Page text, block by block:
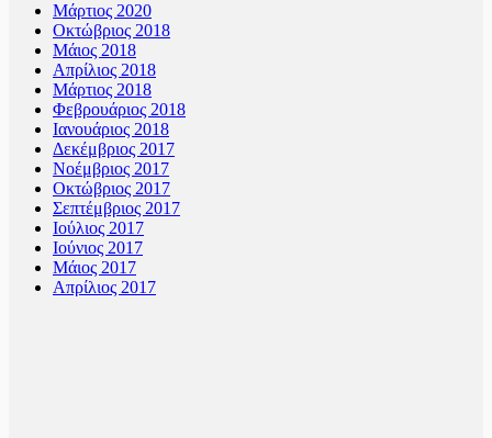
Μάρτιος 2020
Οκτώβριος 2018
Μάιος 2018
Απρίλιος 2018
Μάρτιος 2018
Φεβρουάριος 2018
Ιανουάριος 2018
Δεκέμβριος 2017
Νοέμβριος 2017
Οκτώβριος 2017
Σεπτέμβριος 2017
Ιούλιος 2017
Ιούνιος 2017
Μάιος 2017
Απρίλιος 2017